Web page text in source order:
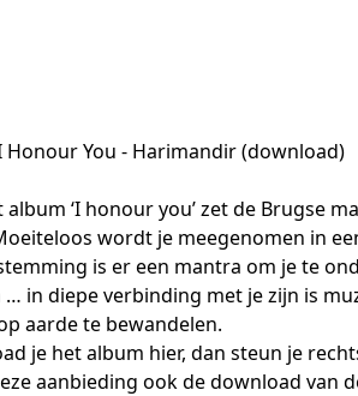
Honour You - Harimandir (download)
album ‘I honour you’ zet de Brugse
wordt je meegenomen in
is er een mantra om je te
… in diepe verbinding met je zijn is
aarde te bewandelen.
je het album hier, dan steun je
aanbieding ook de download van